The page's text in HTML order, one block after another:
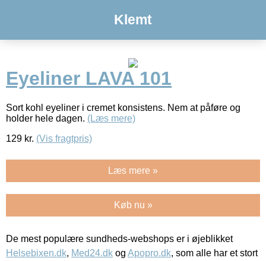
Klemt
Eyeliner LAVA 101
Sort kohl eyeliner i cremet konsistens. Nem at påføre og
holder hele dagen. (Læs mere)
129 kr. (Vis fragtpris)
Læs mere »
Køb nu »
De mest populære sundheds-webshops er i øjeblikket
Helsebixen.dk, Med24.dk og Apopro.dk, som alle har et stort